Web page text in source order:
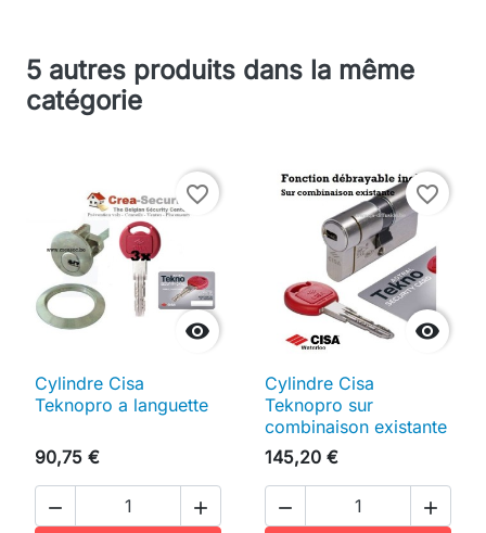
5 autres produits dans la même
catégorie

favorite_border
Cylindre Cisa
Teknopro a languette
90,75 €
 

favorite_border
Cylindre Cisa
Teknopro sur
combinaison existante
145,20 €
 